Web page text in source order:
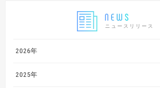
ニュースリリース
2026年
2025年